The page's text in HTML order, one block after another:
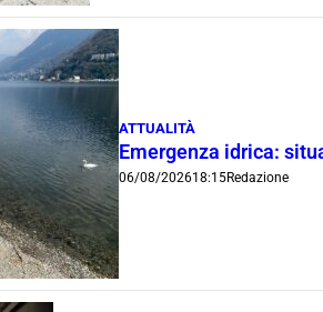
ATTUALITÀ
Emergenza idrica:
06/08/202618:15Redazione